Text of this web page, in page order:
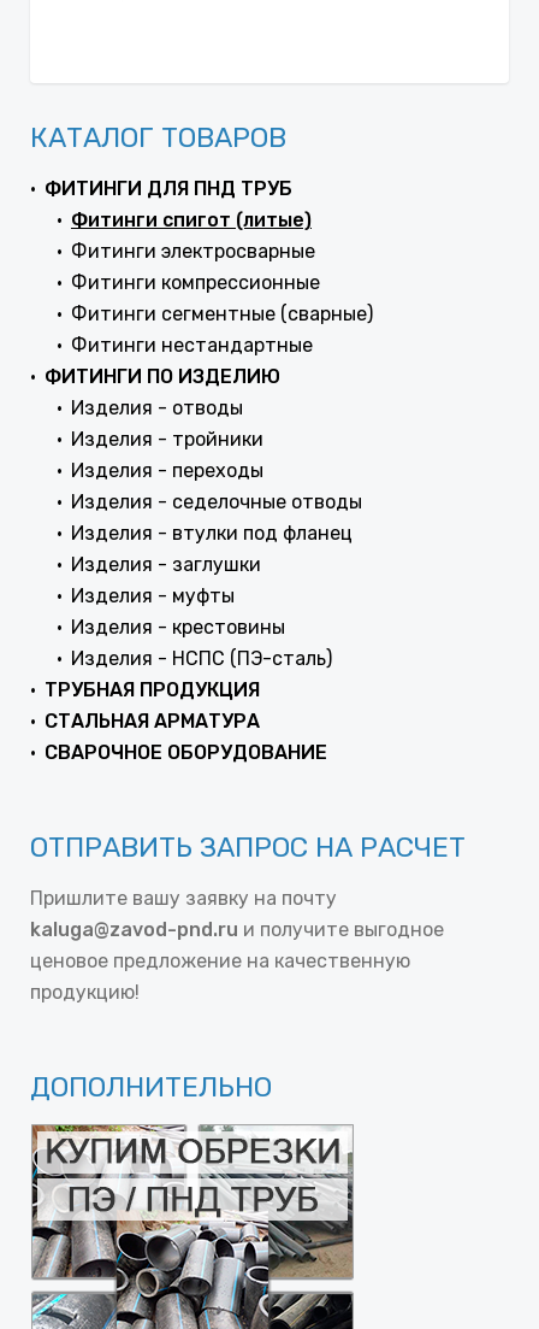
КАТАЛОГ ТОВАРОВ
ФИТИНГИ ДЛЯ ПНД ТРУБ
Фитинги спигот (литые)
Фитинги электросварные
Фитинги компрессионные
Фитинги сегментные (сварные)
Фитинги нестандартные
ФИТИНГИ ПО ИЗДЕЛИЮ
Изделия - отводы
Изделия - тройники
Изделия - переходы
Изделия - седелочные отводы
Изделия - втулки под фланец
Изделия - заглушки
Изделия - муфты
Изделия - крестовины
Изделия - НСПС (ПЭ-сталь)
ТРУБНАЯ ПРОДУКЦИЯ
СТАЛЬНАЯ АРМАТУРА
СВАРОЧНОЕ ОБОРУДОВАНИЕ
ОТПРАВИТЬ ЗАПРОС НА РАСЧЕТ
Пришлите вашу заявку на почту
kaluga@zavod-pnd.ru и получите выгодное
ценовое предложение на качественную
продукцию!
ДОПОЛНИТЕЛЬНО